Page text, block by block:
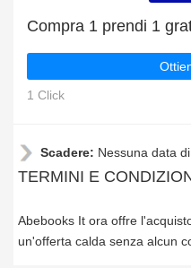
Compra 1 prendi 1
1 Click
Scadere: Nessuna data
TERMINI E
Abebooks It ora offre
un'offerta calda senza alcun